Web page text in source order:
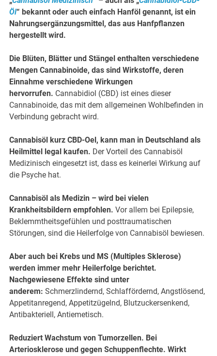
Öl“ bekannt oder auch einfach Hanföl genannt, ist ein
Nahrungsergänzungsmittel, das aus Hanfpflanzen
hergestellt wird.
Die Blüten, Blätter und Stängel enthalten verschiedene
Mengen Cannabinoide, das sind Wirkstoffe, deren
Einnahme verschiedene Wirkungen
hervorrufen. Cannabidiol (CBD) ist eines dieser
Cannabinoide, das mit dem allgemeinen Wohlbefinden in
Verbindung gebracht wird.
Cannabisöl kurz CBD-Oel, kann man in Deutschland als
Heilmittel legal kaufen. Der Vorteil des Cannabisöl
Medizinisch eingesetzt ist, dass es keinerlei Wirkung auf
die Psyche hat.
Cannabisöl als Medizin – wird bei vielen
Krankheitsbildern empfohlen. Vor allem bei Epilepsie,
Beklemmtheitsgefühlen und posttraumatischen
Störungen, sind die Heilerfolge von Cannabisöl bewiesen.
Aber auch bei Krebs und MS (Multiples Sklerose)
werden immer mehr Heilerfolge berichtet.
Nachgewiesene Effekte sind unter
anderem:Schmerzlindernd, Schlaffördernd, Angstlösend,
Appetitanregend, Appetitzügelnd, Blutzuckersenkend,
Antibakteriell, Antiemetisch.
Reduziert Wachstum von Tumorzellen. Bei
Arteriosklerose und gegen Schuppenflechte. Wirkt